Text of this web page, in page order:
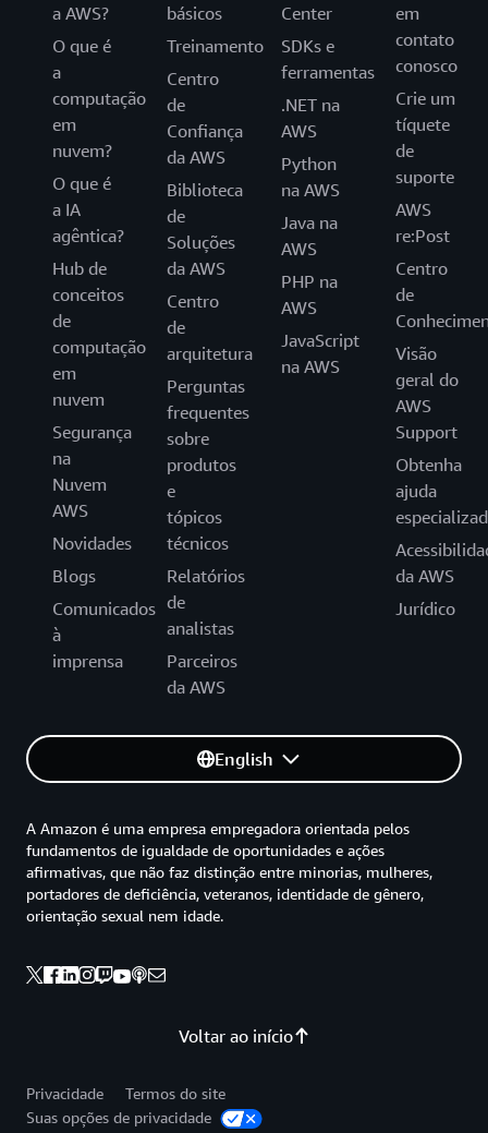
a AWS?
O que é
a
computação
em
nuvem?
O que é
a IA
agêntica?
Hub de
conceitos
de
computação
em
nuvem
Segurança
na
Nuvem
AWS
Novidades
Blogs
Comunicados
à
imprensa
básicos
Treinamento
Centro
de
Confiança
da AWS
Biblioteca
de
Soluções
da AWS
Centro
de
arquitetura
Perguntas
frequentes
sobre
produtos
e
tópicos
técnicos
Relatórios
de
analistas
Parceiros
da AWS
Center
SDKs e
ferramentas
.NET na
AWS
Python
na AWS
Java na
AWS
PHP na
AWS
JavaScript
na AWS
em
contato
conosco
Crie um
tíquete
de
suporte
AWS
re:Post
Centro
de
Visão
geral do
AWS
Support
Obtenha
ajuda
da AWS
Jurídico
English
Voltar ao início
A Amazon é uma empresa empregadora orientada pelos
fundamentos de igualdade de oportunidades e ações
afirmativas, que não faz distinção entre minorias, mulheres,
portadores de deficiência, veteranos, identidade de gênero,
orientação sexual nem idade.
Privacidade
Termos do site
Suas opções de privacidade